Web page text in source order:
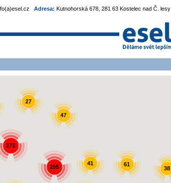
Adresa: Kutnohorská 678, 281 63 Kostelec nad Č. lesy
272
61
47
255
41
38
27